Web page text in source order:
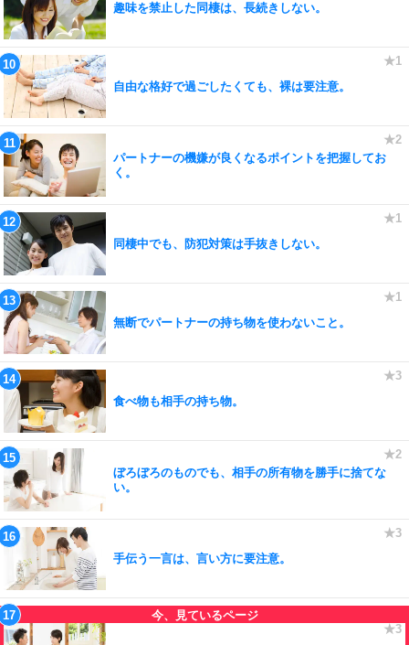
趣味を禁止した同棲は、長続きしない。
自由な格好で過ごしたくても、裸は要注意。
パートナーの機嫌が良くなるポイントを把握してお
く。
同棲中でも、防犯対策は手抜きしない。
無断でパートナーの持ち物を使わないこと。
食べ物も相手の持ち物。
ぼろぼろのものでも、相手の所有物を勝手に捨てな
い。
手伝う一言は、言い方に要注意。